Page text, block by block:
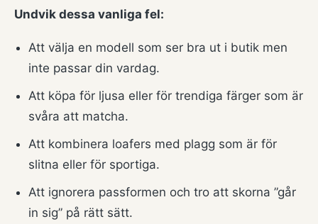
Undvik dessa vanliga fel:
Att välja en modell som ser bra ut i butik men
inte passar din vardag.
Att köpa för ljusa eller för trendiga färger som är
svåra att matcha.
Att kombinera loafers med plagg som är för
slitna eller för sportiga.
Att ignorera passformen och tro att skorna ”går
in sig” på rätt sätt.